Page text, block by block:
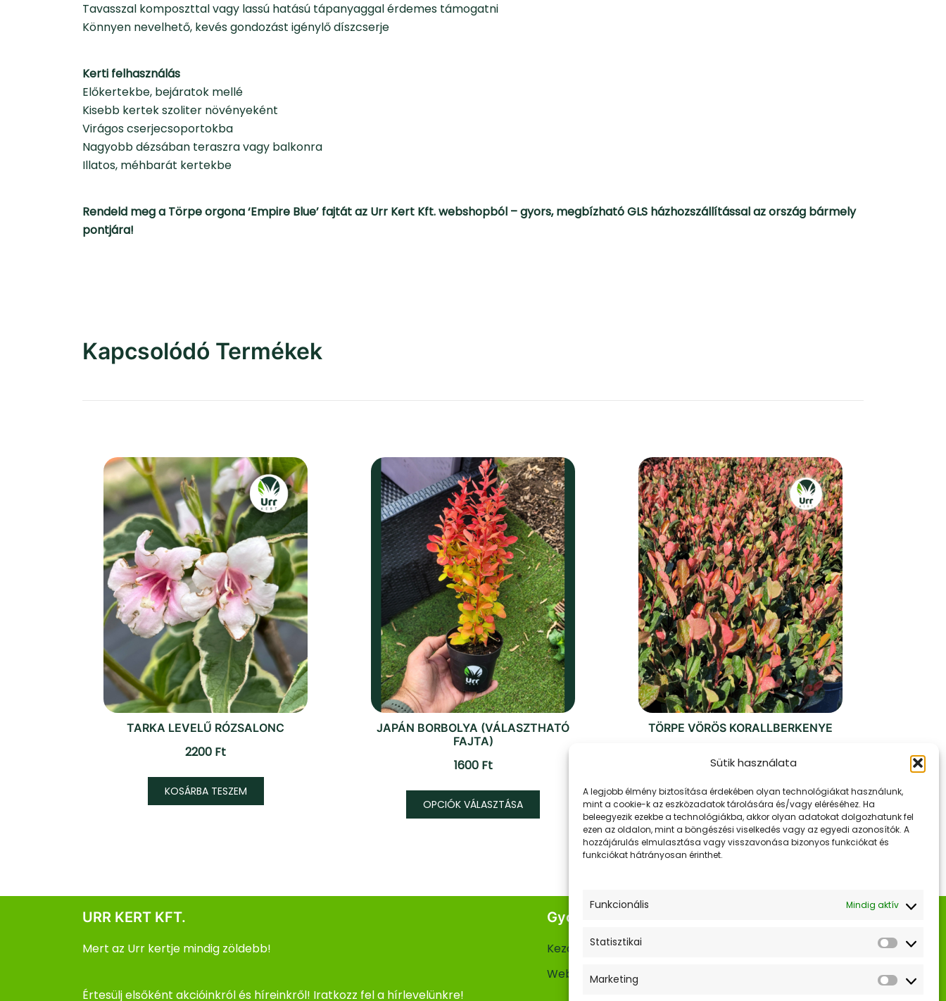
Sütik használata
A legjobb élmény biztosítása érdekében olyan technológiákat használunk,
mint a cookie-k az eszközadatok tárolására és/vagy eléréséhez. Ha
beleegyezik ezekbe a technológiákba, akkor olyan adatokat dolgozhatunk fel
ezen az oldalon, mint a böngészési viselkedés vagy az egyedi azonosítók. A
hozzájárulás elmulasztása vagy visszavonása bizonyos funkciókat és
funkciókat hátrányosan érinthet.
Funkcionális Mindig aktív
Statisztikai
Marketing
Tavasszal komposzttal vagy lassú hatású tápanyaggal érdemes támogatni
Könnyen nevelhető, kevés gondozást igénylő díszcserje
Kerti felhasználás
Előkertekbe, bejáratok mellé
Kisebb kertek szoliter növényeként
Virágos cserjecsoportokba
Nagyobb dézsában teraszra vagy balkonra
Illatos, méhbarát kertekbe
Rendeld meg a Törpe orgona ‘Empire Blue’ fajtát az Urr Kert Kft. webshopból – gyors, megbízható GLS házhozszállítással az ország bármely
pontjára!
Kapcsolódó Termékek
TARKA LEVELŰ RÓZSALONC
2200 Ft
KOSÁRBA TESZEM
JAPÁN BORBOLYA (VÁLASZTHATÓ
FAJTA)
1600 Ft
OPCIÓK VÁLASZTÁSA
Ennek
terméknek
A
változatok
termékoldalon
választhatók
TÖRPE VÖRÖS KORALLBERKENYE
3200 Ft
-
7500 Ft
OPCIÓK VÁLASZTÁSA
a
terméknek
több
variációja
változatok
termékoldalon
URR KERT KFT.
Mert az Urr kertje mindig zöldebb!
Értesülj elsőként akcióinkról és híreinkről! Iratkozz fel a hírlevelünkre!
Gyors Linkek
Kezdőlap
Webshop